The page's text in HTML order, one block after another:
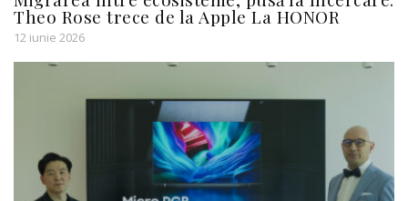
Theo Rose trece de la Apple La HONOR
12 iunie 2026